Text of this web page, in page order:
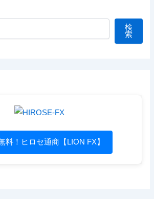
検
索
料！ヒロセ通商【LION FX】